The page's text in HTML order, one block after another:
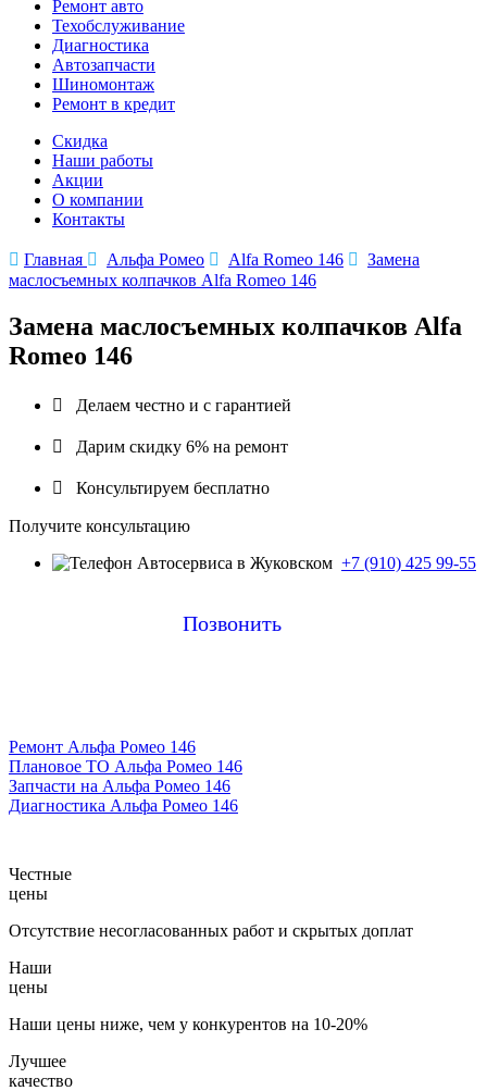
Ремонт авто
Техобслуживание
Диагностика
Автозапчасти
Шиномонтаж
Ремонт в кредит
Скидка
Наши работы
Акции
О компании
Контакты
 Главная  Альфа Ромео  Alfa Romeo 146  Замена
маслосъемных колпачков Alfa Romeo 146
Замена маслосъемных колпачков Alfa
Romeo 146
 Делаем честно и с гарантией
 Дарим скидку 6% на ремонт
 Консультируем бесплатно
Получите консультацию
+7 (910) 425 99-55
Позвонить
Ремонт Альфа Ромео 146
Плановое ТО Альфа Ромео 146
Запчасти на Альфа Ромео 146
Диагностика Альфа Ромео 146
Честные
цены
Отсутствие несогласованных работ и скрытых доплат
Наши
цены
Наши цены ниже, чем у конкурентов на 10-20%
Лучшее
качество